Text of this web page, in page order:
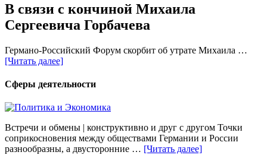
В связи с кончиной Михаила
Сергеевича Горбачева
Германо-Российский Форум скорбит об утрате Михаила …
[Читать далее]
Сферы деятельности
Встречи и обмены | конструктивно и друг с другом Точки
соприкосновения между обществами Германии и России
разнообразны, а двусторонние … [Читать далее]